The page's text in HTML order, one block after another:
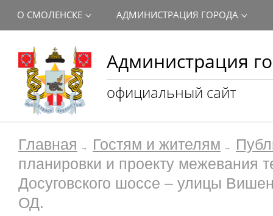
Администрация
официальный сайт
О СМОЛЕНСКЕ АДМИНИСТРАЦИЯ ГОРОДА
Главная Гостям и жителям
планировки и проекту межевания
Досуговского шоссе – улицы
ОД.